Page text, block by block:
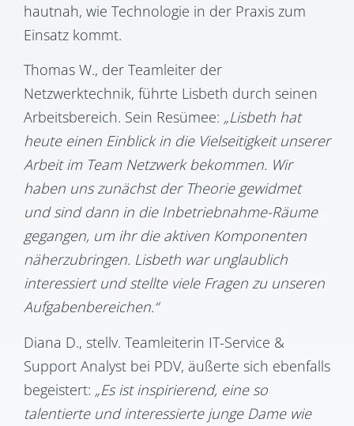
hautnah, wie Technologie in der Praxis zum
Einsatz kommt.
Thomas W., der Teamleiter der
Netzwerktechnik, führte Lisbeth durch seinen
Arbeitsbereich. Sein Resümee: „Lisbeth hat
heute einen Einblick in die Vielseitigkeit unserer
Arbeit im Team Netzwerk bekommen. Wir
haben uns zunächst der Theorie gewidmet
und sind dann in die Inbetriebnahme-Räume
gegangen, um ihr die aktiven Komponenten
näherzubringen. Lisbeth war unglaublich
interessiert und stellte viele Fragen zu unseren
Aufgabenbereichen.“
Diana D., stellv. Teamleiterin IT-Service &
Support Analyst bei PDV, äußerte sich ebenfalls
begeistert: „Es ist inspirierend, eine so
talentierte und interessierte junge Dame wie